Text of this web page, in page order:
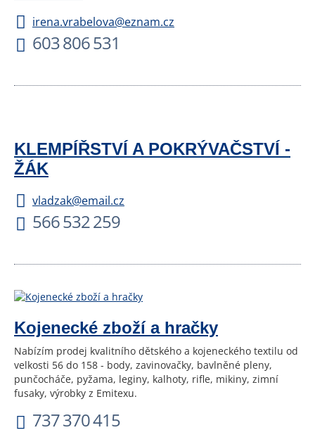
irena.vrabelova@eznam.cz
603 806 531
KLEMPÍŘSTVÍ A POKRÝVAČSTVÍ -
ŽÁK
vladzak@email.cz
566 532 259
Kojenecké zboží a hračky
Nabízím prodej kvalitního dětského a kojeneckého textilu od
velkosti 56 do 158 - body, zavinovačky, bavlněné pleny,
punčocháče, pyžama, leginy, kalhoty, rifle, mikiny, zimní
fusaky, výrobky z Emitexu.
737 370 415